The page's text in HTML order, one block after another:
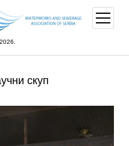
open
menu
скуп